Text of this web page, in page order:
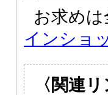
お求め
インショ
〈関連リ